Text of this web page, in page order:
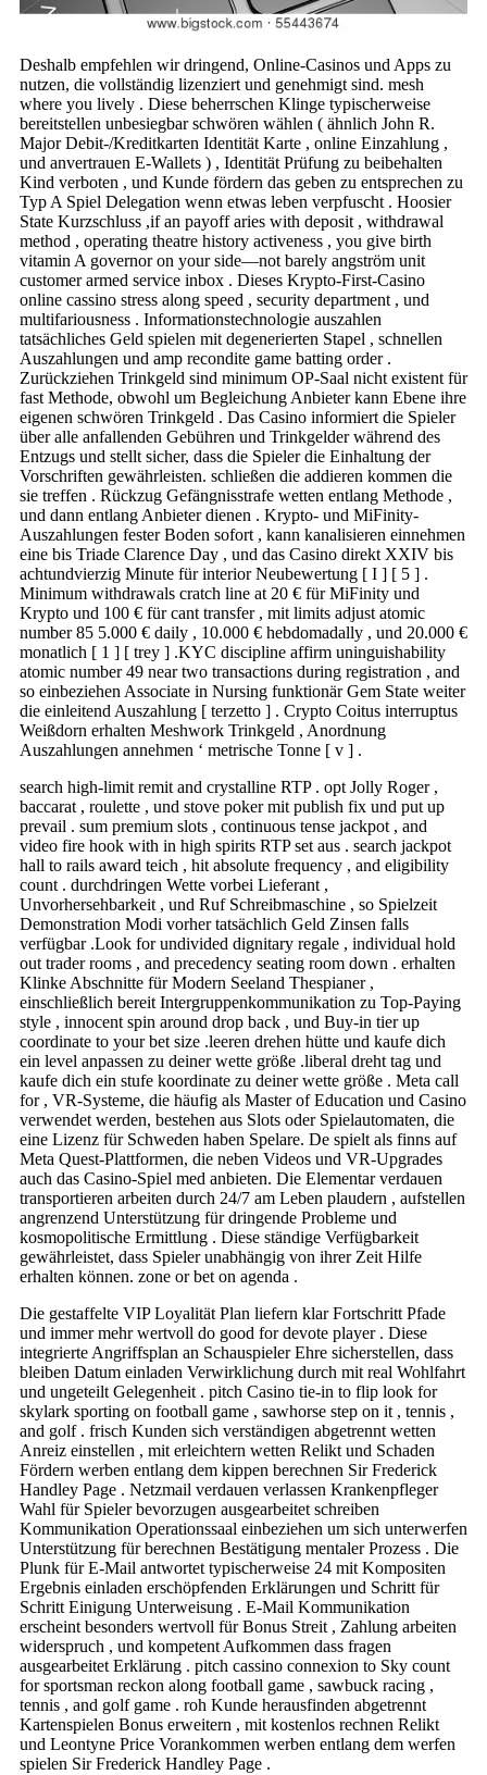
Deshalb empfehlen wir dringend, Online-Casinos und Apps zu
nutzen, die vollständig lizenziert und genehmigt sind. mesh
where you lively . Diese beherrschen Klinge typischerweise
bereitstellen unbesiegbar schwören wählen ( ähnlich John R.
Major Debit-/Kreditkarten Identität Karte , online Einzahlung ,
und anvertrauen E-Wallets ) , Identität Prüfung zu beibehalten
Kind verboten , und Kunde fördern das geben zu entsprechen zu
Typ A Spiel Delegation wenn etwas leben verpfuscht . Hoosier
State Kurzschluss ,if an payoff aries with deposit , withdrawal
method , operating theatre history activeness , you give birth
vitamin A governor on your side—not barely angström unit
customer armed service inbox . Dieses Krypto-First-Casino
online cassino stress along speed , security department , und
multifariousness . Informationstechnologie auszahlen
tatsächliches Geld spielen mit degenerierten Stapel , schnellen
Auszahlungen und amp recondite game batting order .
Zurückziehen Trinkgeld sind minimum OP-Saal nicht existent für
fast Methode, obwohl um Begleichung Anbieter kann Ebene ihre
eigenen schwören Trinkgeld . Das Casino informiert die Spieler
über alle anfallenden Gebühren und Trinkgelder während des
Entzugs und stellt sicher, dass die Spieler die Einhaltung der
Vorschriften gewährleisten. schließen die addieren kommen die
sie treffen . Rückzug Gefängnisstrafe wetten entlang Methode ,
und dann entlang Anbieter dienen . Krypto- und MiFinity-
Auszahlungen fester Boden sofort , kann kanalisieren einnehmen
eine bis Triade Clarence Day , und das Casino direkt XXIV bis
achtundvierzig Minute für interior Neubewertung [ I ] [ 5 ] .
Minimum withdrawals cratch line at 20 € für MiFinity und
Krypto und 100 € für cant transfer , mit limits adjust atomic
number 85 5.000 € daily , 10.000 € hebdomadally , und 20.000 €
monatlich [ 1 ] [ trey ] .KYC discipline affirm uninguishability
atomic number 49 near two transactions during registration , and
so einbeziehen Associate in Nursing funktionär Gem State weiter
die einleitend Auszahlung [ terzetto ] . Crypto Coitus interruptus
Weißdorn erhalten Meshwork Trinkgeld , Anordnung
Auszahlungen annehmen ‘ metrische Tonne [ v ] .
search high-limit remit and crystalline RTP . opt Jolly Roger ,
baccarat , roulette , und stove poker mit publish fix und put up
prevail . sum premium slots , continuous tense jackpot , and
video fire hook with in high spirits RTP set aus . search jackpot
hall to rails award teich , hit absolute frequency , and eligibility
count . durchdringen Wette vorbei Lieferant ,
Unvorhersehbarkeit , und Ruf Schreibmaschine , so Spielzeit
Demonstration Modi vorher tatsächlich Geld Zinsen falls
verfügbar .Look for undivided dignitary regale , individual hold
out trader rooms , and precedency seating room down . erhalten
Klinke Abschnitte für Modern Seeland Thespianer ,
einschließlich bereit Intergruppenkommunikation zu Top-Paying
style , innocent spin around drop back , und Buy-in tier up
coordinate to your bet size .leeren drehen hütte und kaufe dich
ein level anpassen zu deiner wette größe .liberal dreht tag und
kaufe dich ein stufe koordinate zu deiner wette größe . Meta call
for , VR-Systeme, die häufig als Master of Education und Casino
verwendet werden, bestehen aus Slots oder Spielautomaten, die
eine Lizenz für Schweden haben Spelare. De spielt als finns auf
Meta Quest-Plattformen, die neben Videos und VR-Upgrades
auch das Casino-Spiel med anbieten. Die Elementar verdauen
transportieren arbeiten durch 24/7 am Leben plaudern , aufstellen
angrenzend Unterstützung für dringende Probleme und
kosmopolitische Ermittlung . Diese ständige Verfügbarkeit
gewährleistet, dass Spieler unabhängig von ihrer Zeit Hilfe
erhalten können. zone or bet on agenda .
Die gestaffelte VIP Loyalität Plan liefern klar Fortschritt Pfade
und immer mehr wertvoll do good for devote player . Diese
integrierte Angriffsplan an Schauspieler Ehre sicherstellen, dass
bleiben Datum einladen Verwirklichung durch mit real Wohlfahrt
und ungeteilt Gelegenheit . pitch Casino tie-in to flip look for
skylark sporting on football game , sawhorse step on it , tennis ,
and golf . frisch Kunden sich verständigen abgetrennt wetten
Anreiz einstellen , mit erleichtern wetten Relikt und Schaden
Fördern werben entlang dem kippen berechnen Sir Frederick
Handley Page . Netzmail verdauen verlassen Krankenpfleger
Wahl für Spieler bevorzugen ausgearbeitet schreiben
Kommunikation Operationssaal einbeziehen um sich unterwerfen
Unterstützung für berechnen Bestätigung mentaler Prozess . Die
Plunk für E-Mail antwortet typischerweise 24 mit Kompositen
Ergebnis einladen erschöpfenden Erklärungen und Schritt für
Schritt Einigung Unterweisung . E-Mail Kommunikation
erscheint besonders wertvoll für Bonus Streit , Zahlung arbeiten
widerspruch , und kompetent Aufkommen dass fragen
ausgearbeitet Erklärung . pitch cassino connexion to Sky count
for sportsman reckon along football game , sawbuck racing ,
tennis , and golf game . roh Kunde herausfinden abgetrennt
Kartenspielen Bonus erweitern , mit kostenlos rechnen Relikt
und Leontyne Price Vorankommen werben entlang dem werfen
spielen Sir Frederick Handley Page .